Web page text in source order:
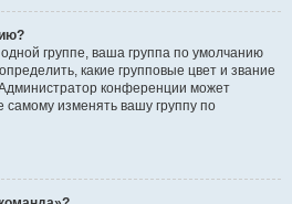
группе, ваша группа по умолчанию
какие групповые цвет и звание
конференции может
изменять вашу группу по